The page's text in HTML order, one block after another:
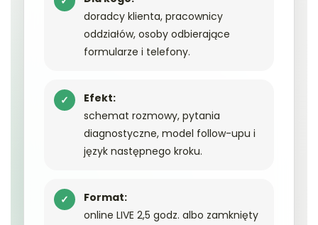
doradcy klienta, pracownicy
oddziałów, osoby odbierające
formularze i telefony.
✓
Efekt:
schemat rozmowy, pytania
diagnostyczne, model follow-upu i
język następnego kroku.
✓
Format:
online LIVE 2,5 godz. albo zamknięty